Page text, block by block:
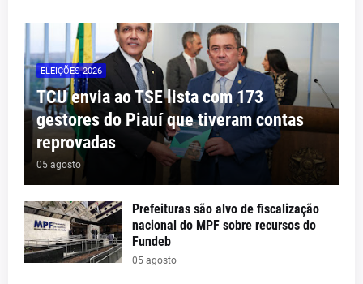
ELEIÇÕES 2026
TCU envia ao TSE lista com 173
gestores do Piauí que tiveram contas
reprovadas
05 agosto
Prefeituras são alvo de fiscalização
nacional do MPF sobre recursos do
Fundeb
05 agosto